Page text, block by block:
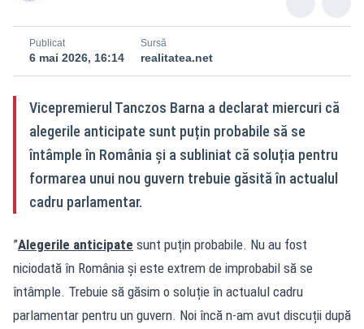
Publicat
6 mai 2026, 16:14
Sursă
realitatea.net
Vicepremierul Tanczos Barna a declarat miercuri că
alegerile anticipate sunt puțin probabile să se
întâmple în România și a subliniat că soluția pentru
formarea unui nou guvern trebuie găsită în actualul
cadru parlamentar.
”Alegerile anticipate sunt puțin probabile. Nu au fost
niciodată în România și este extrem de improbabil să se
întâmple. Trebuie să găsim o soluție în actualul cadru
parlamentar pentru un guvern. Noi încă n-am avut discuții după